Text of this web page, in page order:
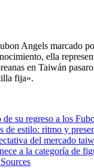
Angels marcado
ella
en Taiwán
fija».
su regreso a los
de estilo: ritmo y
del mercado
a la categoría de